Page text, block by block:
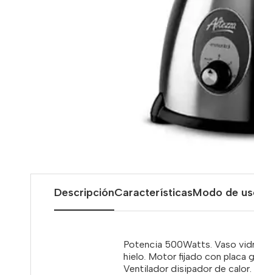
DescripciónCaracterísticasModo de
Potencia 500Watts. Vaso
hielo. Motor fijado con placa
Ventilador disipador de calor.